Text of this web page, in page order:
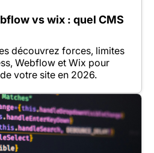
vs wix : quel CMS
découvrez forces, limites
Webflow et Wix pour
votre site en 2026.